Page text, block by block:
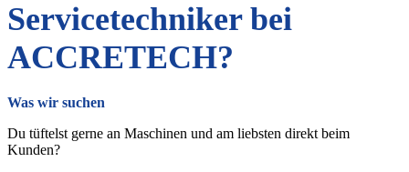
Servicetechniker bei
ACCRETECH?
Was wir suchen
Du tüftelst gerne an Maschinen und am liebsten direkt beim
Kunden?